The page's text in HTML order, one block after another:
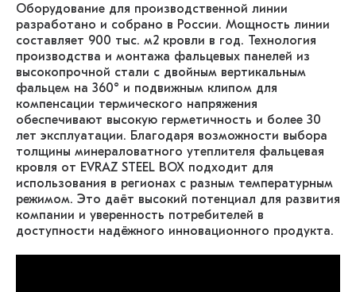
Оборудование для производственной линии
разработано и собрано в России. Мощность линии
составляет 900 тыс. м2 кровли в год. Технология
производства и монтажа фальцевых панелей из
высокопрочной стали с двойным вертикальным
фальцем на 360° и подвижным клипом для
компенсации термического напряжения
обеспечивают высокую герметичность и более 30
лет эксплуатации. Благодаря возможности выбора
толщины минераловатного утеплителя фальцевая
кровля от EVRAZ STEEL BOX подходит для
использования в регионах с разным температурным
режимом. Это даёт высокий потенциал для развития
компании и уверенность потребителей в
доступности надёжного инновационного продукта.